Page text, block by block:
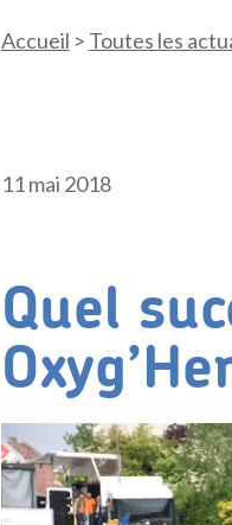
Accueil > Toutes les
11 mai 2018
Quel